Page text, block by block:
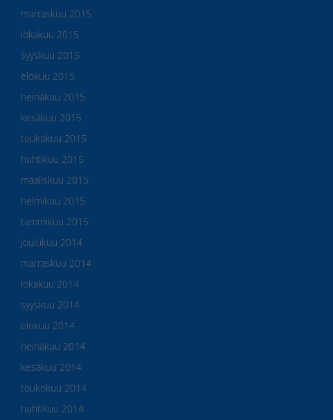
marraskuu 2015
lokakuu 2015
syyskuu 2015
elokuu 2015
heinäkuu 2015
kesäkuu 2015
toukokuu 2015
huhtikuu 2015
maaliskuu 2015
helmikuu 2015
tammikuu 2015
joulukuu 2014
marraskuu 2014
lokakuu 2014
syyskuu 2014
elokuu 2014
heinäkuu 2014
kesäkuu 2014
toukokuu 2014
huhtikuu 2014